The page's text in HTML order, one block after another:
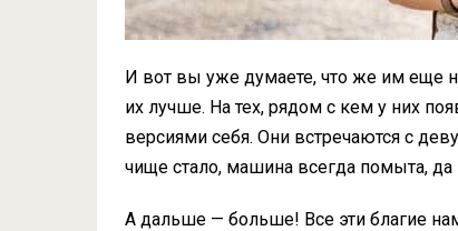
И вот вы уже думаете, что же им еще
их лучше. На тех, рядом с кем у них
версиями себя. Они встречаются с
чище стало, машина всегда помыта,
А дальше — больше! Все эти благие